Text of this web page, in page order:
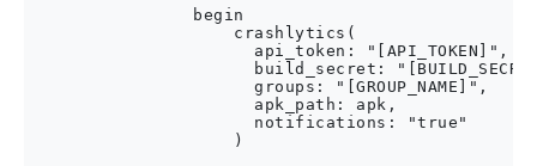
                begin
                    crashlytics(
                      api_token: "[API_TOKEN]",
build_secret:
                      groups: "[GROUP_NAME]",
                      apk_path: apk,
                      notifications: "true"
                    )